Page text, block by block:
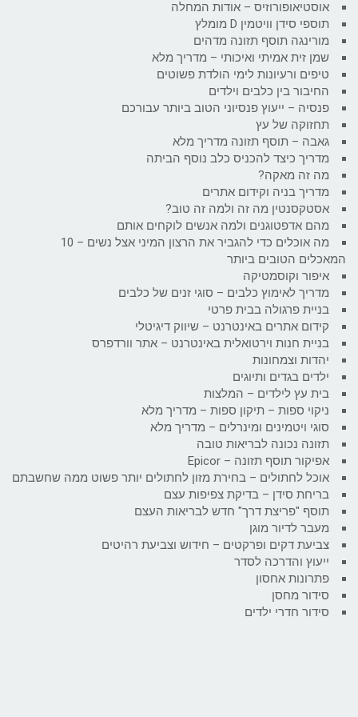
אוסטיאופורוזיס – אודות המחלה
תוספי סידן וויטמין D מומלץ
מורינגה תוסף תזונה מדהים
שמן זית אמיתי ואיכותי – מדריך מלא
טיפים ורעיונות לימי הולדת פשוטים
החיבור בין כלבים וילדים
פנסיה – ייעוץ פנסיוני הטוב ביותר עבורכם
תחזוקה של עץ
גאבה – תוסף תזונה מדריך מלא
מדריך כיצד להכניס כלב נוסף הביתה
מה זה מאקה?
מדריך בניה וקידום אתרים
אסטקסנטין מה זה ולמה זה טוב?
מהם אדפטוגנים ולמה אנשים לוקחים אותם
מה אוכלים כדי להגביר את הרצון המיני אצל נשים – 10
המאכלים הטובים ביותר
איפור וקוסמטיקה
מדריך לאימוץ כלבים – סוגי זנים של כלבים
בניית פרגולה בבית פרטי
קידום אתרים באינטרנט – שיווק דיגיטלי
בניית חנות וירטואלית באינטרנט – אתר וורדפרס
יהדות וצמחונות
ילדים בגדים ותיוגים
בית עץ לילדים – המלצות
ניקוי ספות – תיקון ספות – מדריך מלא
סוגי ויטמינים ומינרלים – מדריך מלא
תזונה נכונה לבריאות טובה
אפיקור תוסף תזונה – Epicor
אוכל לחתולים – בחירת מזון לחתולים יותר פשוט ממה שחשבתם
בריחת סידן – בדיקת צפיפות עצם
תוסף "פריצת דרך" חדש לבריאות העצם
מעבר לדיור מוגן
צביעת דקים ופרקטים – חידוש וצביעת רהיטים
ייעוץ והדרכה לסדר
פתרונות אחסון
סידור מחסן
סידור חדרי ילדים